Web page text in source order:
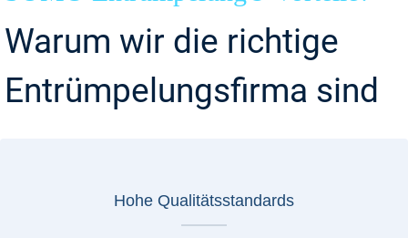
Warum wir die richtige
Entrümpelungsfirma sind
Hohe Qualitätsstandards